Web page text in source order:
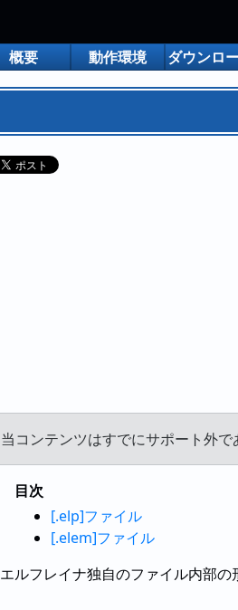
概要 動作環境 ダウンロ
当コンテンツはすでにサポート外で
目次
[.elp]ファイル
[.elem]ファイル
エルフレイナ独自のファイル内部の